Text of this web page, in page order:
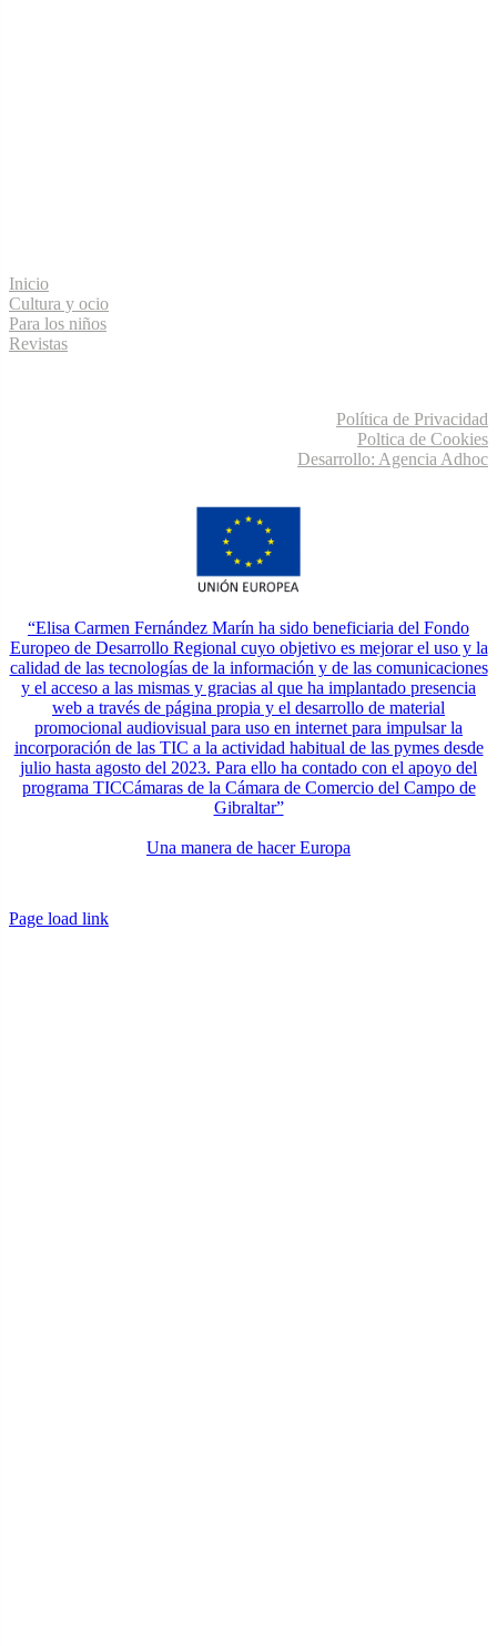
Inicio
Cultura y ocio
Para los niños
Revistas
Política de Privacidad
Poltica de Cookies
Desarrollo: Agencia Adhoc
“Elisa Carmen Fernández Marín ha sido beneficiaria del Fondo
Europeo de Desarrollo Regional cuyo objetivo es mejorar el uso y la
calidad de las tecnologías de la información y de las comunicaciones
y el acceso a las mismas y gracias al que ha implantado presencia
web a través de página propia y el desarrollo de material
promocional audiovisual para uso en internet para impulsar la
incorporación de las TIC a la actividad habitual de las pymes desde
julio hasta agosto del 2023. Para ello ha contado con el apoyo del
programa TICCámaras de la Cámara de Comercio del Campo de
Gibraltar”
Una manera de hacer Europa
Page load link